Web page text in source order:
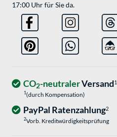
17:00 Uhr für Sie da.
CO2-neutralerVersand1
1(durch Kompensation)
PayPal Ratenzahlung2
2Vorb. Kreditwürdigkeitsprüfung